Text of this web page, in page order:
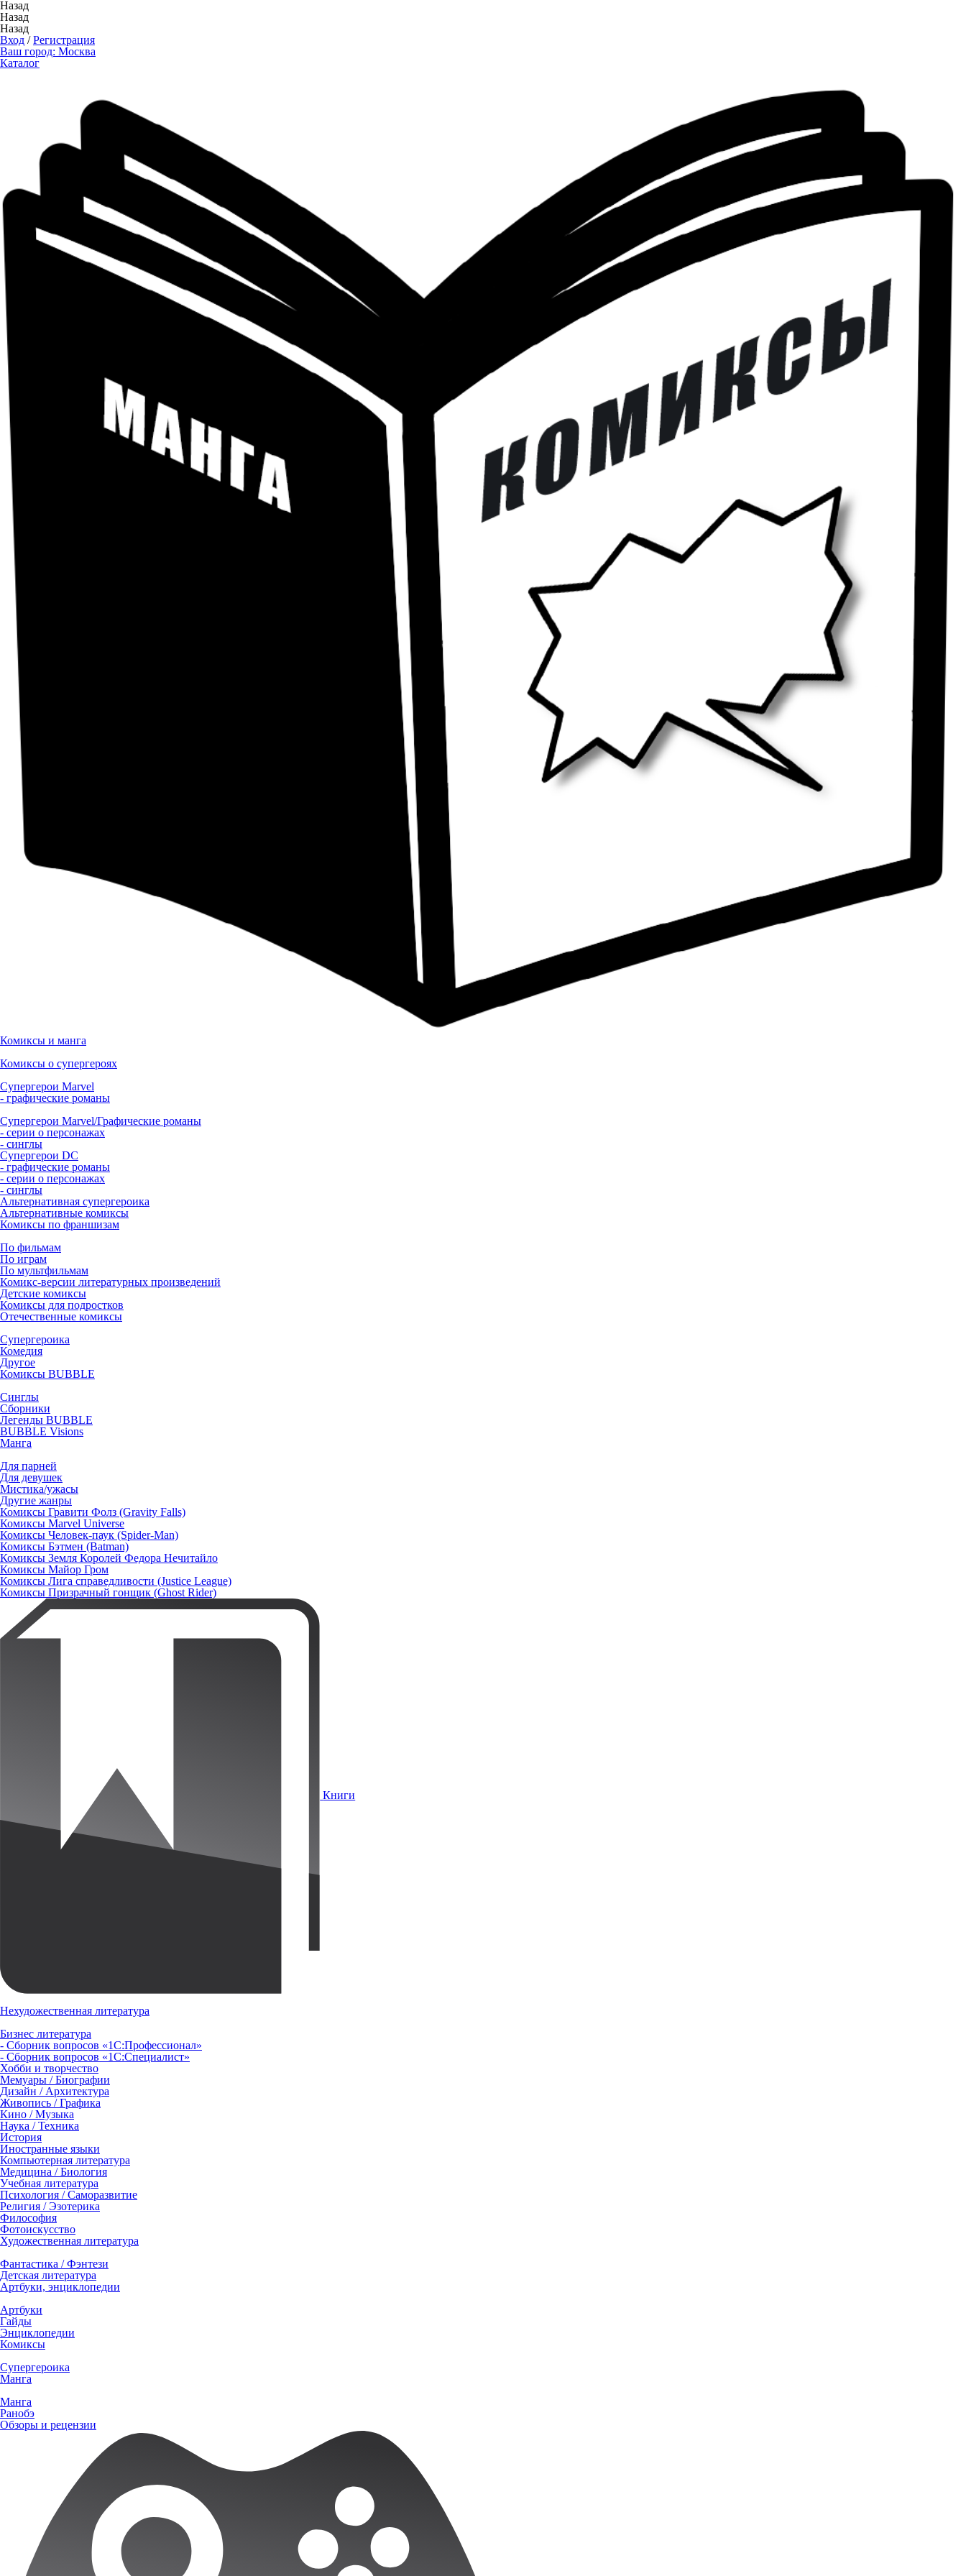
Назад
Назад
Назад
Вход /Регистрация
Ваш город: Москва
Каталог
Комиксы и манга
Комиксы о супергероях
Супергерои Marvel
- графические романы
Супергерои Marvel/Графические романы
- серии о персонажах
- синглы
Супергерои DC
- графические романы
- серии о персонажах
- синглы
Альтернативная супергероика
Альтернативные комиксы
Комиксы по франшизам
По фильмам
По играм
По мультфильмам
Комикс-версии литературных произведений
Детские комиксы
Комиксы для подростков
Отечественные комиксы
Супергероика
Комедия
Другое
Комиксы BUBBLE
Синглы
Сборники
Легенды BUBBLE
BUBBLE Visions
Манга
Для парней
Для девушек
Мистика/ужасы
Другие жанры
Комиксы Гравити Фолз (Gravity Falls)
Комиксы Marvel Universe
Комиксы Человек-паук (Spider-Man)
Комиксы Бэтмен (Batman)
Комиксы Земля Королей Федора Нечитайло
Комиксы Майор Гром
Комиксы Лига справедливости (Justice League)
Комиксы Призрачный гонщик (Ghost Rider)
Книги
Нехудожественная литература
Бизнес литература
- Сборник вопросов «1С:Профессионал»
- Сборник вопросов «1С:Специалист»
Хобби и творчество
Мемуары / Биографии
Дизайн / Архитектура
Живопись / Графика
Кино / Музыка
Наука / Техника
История
Иностранные языки
Компьютерная литература
Медицина / Биология
Учебная литература
Психология / Саморазвитие
Религия / Эзотерика
Философия
Фотоискусство
Художественная литература
Фантастика / Фэнтези
Детская литература
Артбуки, энциклопедии
Артбуки
Гайды
Энциклопедии
Комиксы
Супергероика
Манга
Манга
Ранобэ
Обзоры и рецензии